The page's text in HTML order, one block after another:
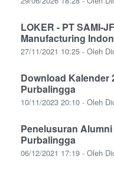
LOKER - PT SAMI-
Manufacturing
27/11/2021 10:25 - Oleh
Download Kalender
Purbalingga
10/11/2023 20:10 - Oleh
Penelusuran
Purbalingga
06/12/2021 17:19 - Oleh